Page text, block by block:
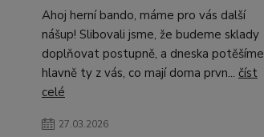
Ahoj herní bando, máme pro vás další
nášup! Slibovali jsme, že budeme sklady
doplňovat postupně, a dneska potěšíme
hlavně ty z vás, co mají doma prvn... číst
celé
27.03.2026